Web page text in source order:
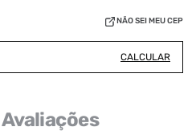
NÃO SEI MEU CEP
CALCULAR
Avaliações